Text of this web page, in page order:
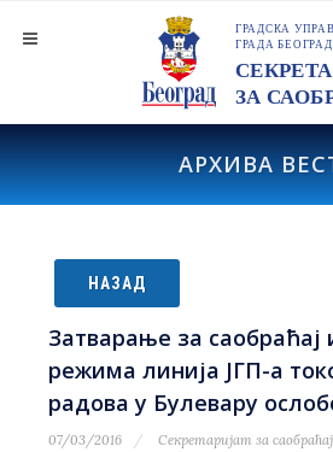
АРХИВА
НАЗАД
Затварање за саобраћај
режима линија ЈГП-а
радова у Булевару
07/03/2016 Секретаријат за саобраћај